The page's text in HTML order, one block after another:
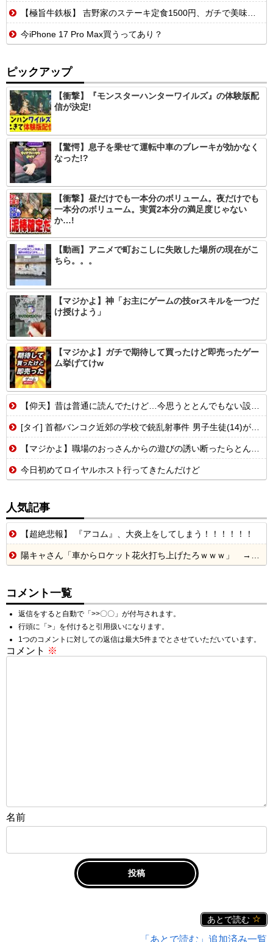
【極旨牛鉄板】 吉野家のステーキ定食1500円、ガチで美味そうｗｗｗ
今iPhone 17 Pro Max買うってあり？
ピックアップ
【衝撃】『モンスターハンターワイルズ』の体験版配
信が決定!
【驚愕】息子を乗せて運転中車のブレーキが効かなく
なった!?
【衝撃】昼だけでも一本分のボリューム。夜だけでも
一本分のボリューム。実質2本分の満足度じゃない
か…!
【動画】アニメで町おこしに失敗した場所の現在がこ
ちら。。。
【マジかよ】神「お主にゲームの技orスキルを一つだ
け授けよう」
【マジかよ】ガチで期待して買ったけど即売ったゲー
ム挙げてけw
【仰天】昔は普通に読んでたけど…今思うととんでもない設定の少女漫画
[タイ] 首都バンコク近郊の学校で銃乱射事件 男子生徒(14)が発砲...
【マジかよ】職場のおっさんからの遊びの誘い断ったらとんでもないこと言われたんだが
今日初めてロイヤルホスト行ってきたんだけど
人気記事
【超絶悲報】 『アコム』、大炎上をしてしまう！！！！！！
陽キャさん「車からロケット花火打ち上げたろｗｗｗ」 → サンルーフが閉まっていて無事車内に発射
コメント一覧
返信をすると自動で「>>〇〇」が付与されます。
行頭に「>」を付けると引用扱いになります。
1つのコメントに対しての返信は最大5件までとさせていただいています。
コメント ※
名前
あとで読む
「あとで読む」追加済み一覧